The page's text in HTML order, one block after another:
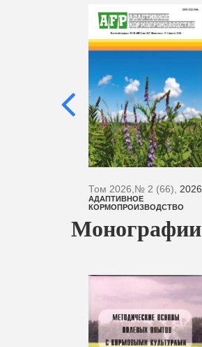
Том 2026, № 2 (66), 2026
АДАПТИВНОЕ
КОРМОПРОИЗВОДСТВО
Монографии